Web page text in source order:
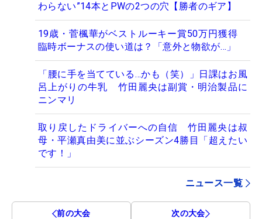
わらない”14本とPWの2つの穴【勝者のギア】
19歳・菅楓華がベストルーキー賞50万円獲得
臨時ボーナスの使い道は？「意外と物欲が…」
「腰に手を当てている…かも（笑）」日課はお風
呂上がりの牛乳 竹田麗央は副賞・明治製品に
ニンマリ
取り戻したドライバーへの自信 竹田麗央は叔
母・平瀬真由美に並ぶシーズン4勝目「超えたい
です！」
ニュース一覧
前の大会 次の大会